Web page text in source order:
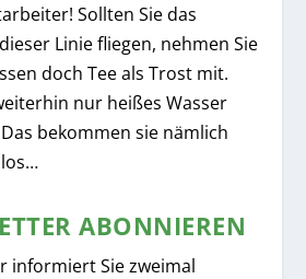
Sollten Sie das
Linie fliegen, nehmen Sie
doch Tee als Trost mit.
nur heißes Wasser
bekommen sie nämlich
ABONNIEREN
informiert Sie zweimal